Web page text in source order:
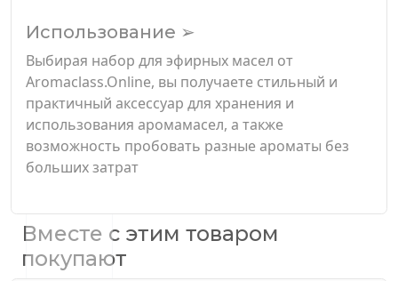
Использование ➢
Выбирая набор для эфирных масел от
Aromaclass.Online, вы получаете стильный и
практичный аксессуар для хранения и
использования аромамасел, а также
возможность пробовать разные ароматы без
больших затрат
Вместе с этим товаром
покупают